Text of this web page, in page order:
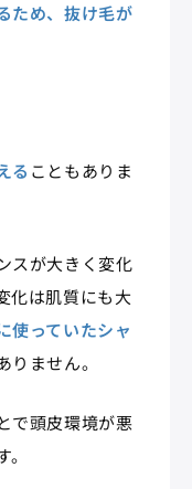
ため、抜け毛が
る こともありま
スが大きく変化
化は肌質にも大
使っていたシャ
りません。
で頭皮環境が悪